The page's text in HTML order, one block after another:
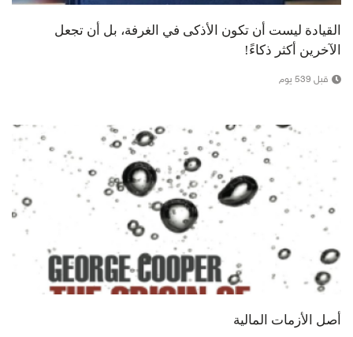
القيادة ليست أن تكون الأذكى في الغرفة، بل أن تجعل
الآخرين أكثر ذكاءً!
قبل 539 يوم
أصل الأزمات المالية